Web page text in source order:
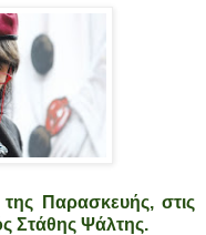
Παρασκευής, στις
Στάθης Ψάλτης.